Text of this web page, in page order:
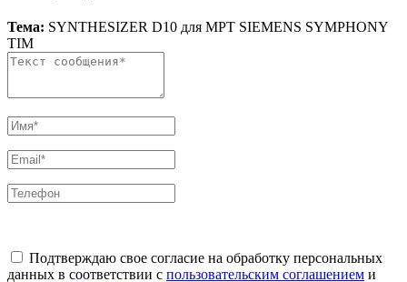
Тема: SYNTHESIZER D10 для МРТ SIEMENS SYMPHONY
TIM
Подтверждаю свое согласие на обработку персональных
данных в соответствии с пользовательским соглашением и